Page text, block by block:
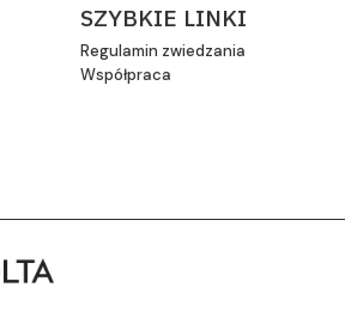
SZYBKIE LINKI
Regulamin zwiedzania
Współpraca